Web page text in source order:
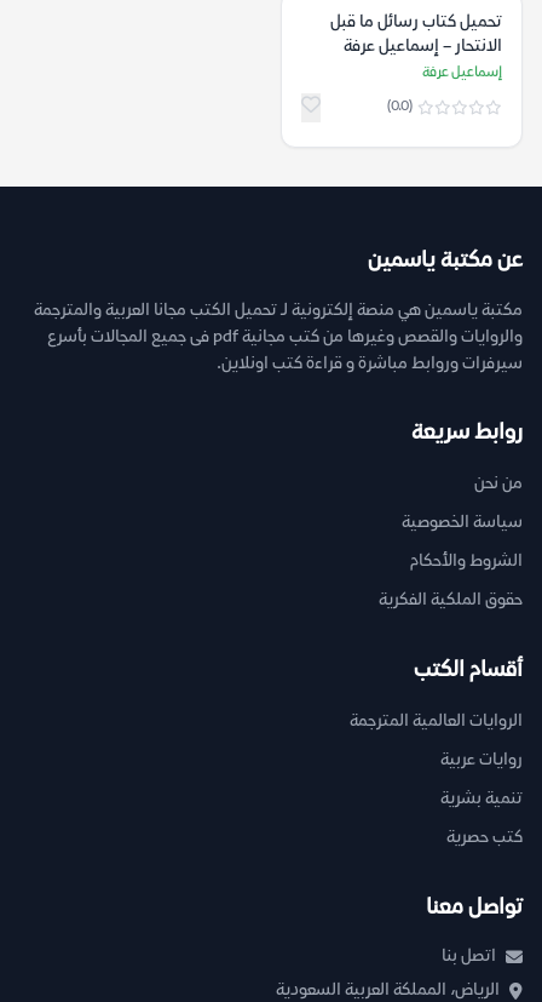
تحميل كتاب رسائل ما قبل
الانتحار – إسماعيل عرفة
إسماعيل عرفة
(0.0)
عن مكتبة ياسمين
مكتبة ياسمين هي منصة إلكترونية لـ تحميل الكتب مجانا العربية والمترجمة
والروايات والقصص وغيرها من كتب مجانية pdf فى جميع المجالات بأسرع
سيرفرات وروابط مباشرة و قراءة كتب اونلاين.
روابط سريعة
من نحن
سياسة الخصوصية
الشروط والأحكام
حقوق الملكية الفكرية
أقسام الكتب
الروايات العالمية المترجمة
روايات عربية
تنمية بشرية
كتب حصرية
تواصل معنا
اتصل بنا
الرياض، المملكة العربية السعودية